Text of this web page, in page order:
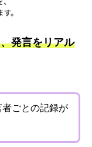
発言をリアル
ごとの記録が